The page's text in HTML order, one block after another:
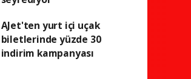
AJet'ten yurt içi uçak
biletlerinde yüzde 30
indirim kampanyası